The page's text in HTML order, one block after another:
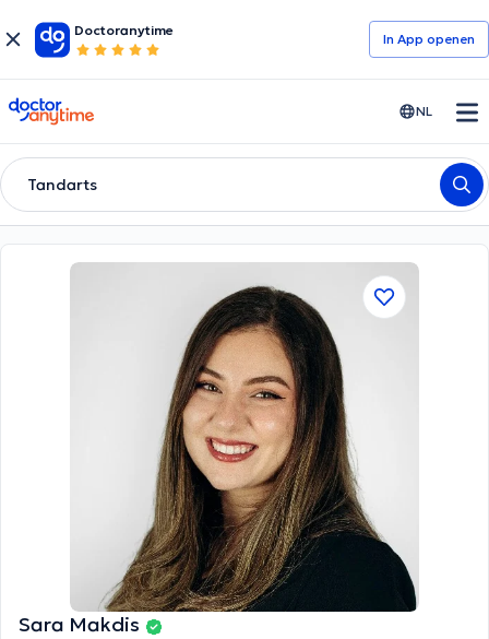
Doctoranytime
In App openen
doctoranytime NL
Tandarts
Sara Makdis